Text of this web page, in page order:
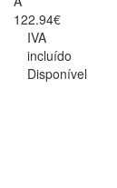
122.94€
IVA
incluído
Disponível